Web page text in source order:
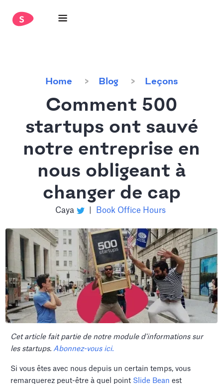
Home Blog Leçons
Comment 500
startups ont sauvé
notre entreprise en
nous obligeant à
changer de cap
Caya Book Office Hours
Cet article fait partie de notre module d'informations sur
les startups. Abonnez-vous ici.
Si vous êtes avec nous depuis un certain temps, vous
remarquerez peut-être à quel point Slide Bean est